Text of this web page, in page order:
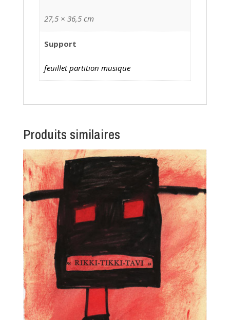
27,5 × 36,5 cm
Support
feuillet partition musique
Produits similaires